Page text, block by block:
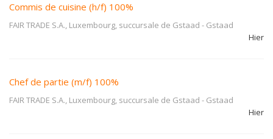
Commis de cuisine (h/f) 100%
FAIR TRADE S.A., Luxembourg, succursale de Gstaad - Gstaad
Hier
Chef de partie (m/f) 100%
FAIR TRADE S.A., Luxembourg, succursale de Gstaad - Gstaad
Hier